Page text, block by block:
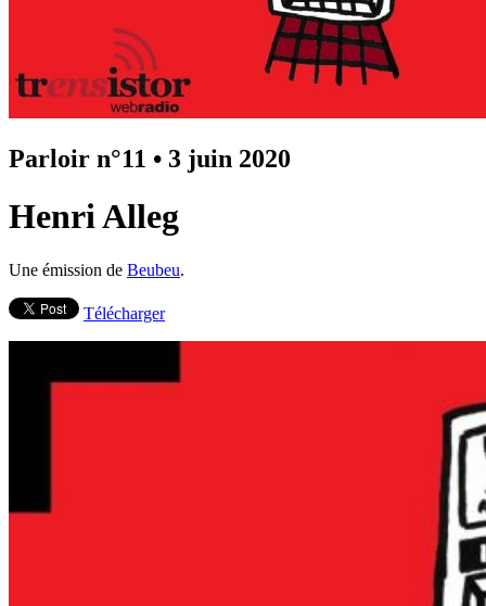
Parloir n°11 • 3 juin 2020
Henri Alleg
Une émission de Beubeu.
Télécharger